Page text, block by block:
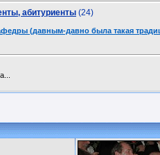
абитуриенты (24)
(давным-давно была такая